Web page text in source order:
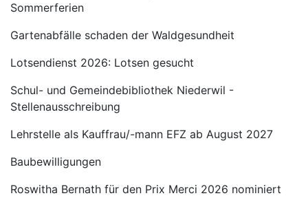
Sommerferien
Gartenabfälle schaden der Waldgesundheit
Lotsendienst 2026: Lotsen gesucht
Schul- und Gemeindebibliothek Niederwil -
Stellenausschreibung
Lehrstelle als Kauffrau/-mann EFZ ab August 2027
Baubewilligungen
Roswitha Bernath für den Prix Merci 2026 nominiert